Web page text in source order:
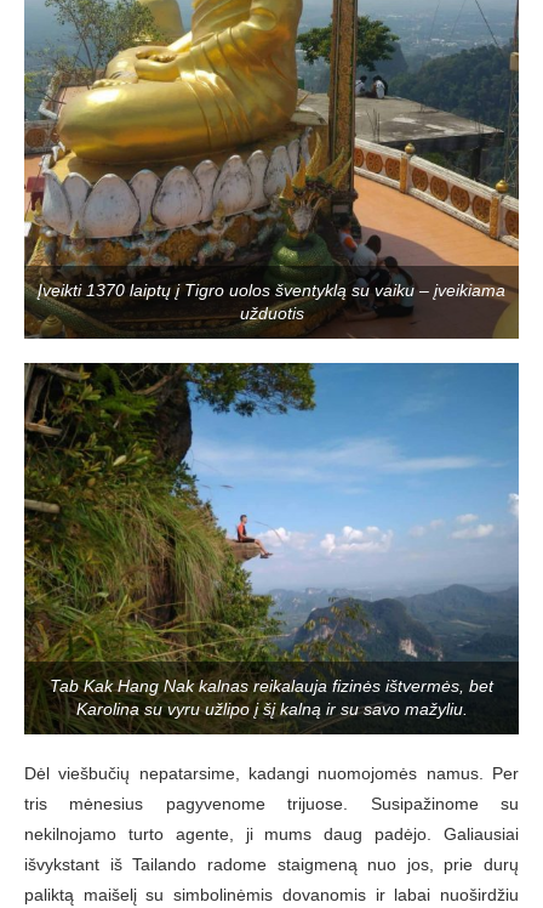
Įveikti 1370 laiptų į Tigro uolos šventyklą su vaiku – įveikiama
užduotis
Tab Kak Hang Nak kalnas reikalauja fizinės ištvermės, bet
Karolina su vyru užlipo į šį kalną ir su savo mažyliu.
Dėl viešbučių nepatarsime, kadangi nuomojomės namus. Per
tris mėnesius pagyvenome trijuose. Susipažinome su
nekilnojamo turto agente, ji mums daug padėjo. Galiausiai
išvykstant iš Tailando radome staigmeną nuo jos, prie durų
paliktą maišelį su simbolinėmis dovanomis ir labai nuoširdžiu